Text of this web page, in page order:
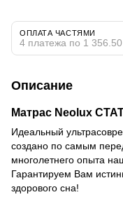
ОПЛАТА ЧАСТЯМИ
4 платежа по 1 356.50
Описание
Матрас Neolux
Идеальный
создано по самым
многолетнего опыта
Гарантируем Вам
здорового сна!